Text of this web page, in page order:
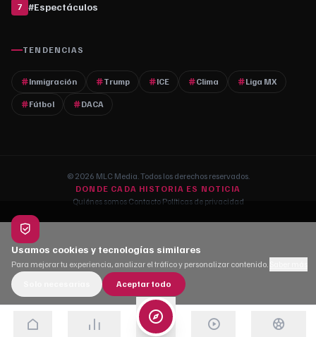
7 #Espectáculos
TENDENCIAS
Inmigración Trump ICE Clima Liga MX
Fútbol DACA
© 2026 MLC Media. Todos los derechos reservados.
DONDE CADA HISTORIA ES NOTICIA
Quiénes somos· Contacto· Políticas de privacidad
Usamos cookies y tecnologías similares
Para mejorar tu experiencia, analizar el tráfico y personalizar contenido.
Aceptar todo